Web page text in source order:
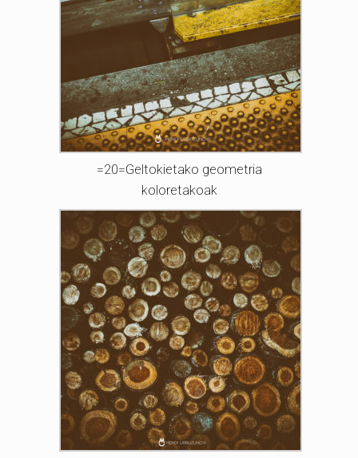
=20=Geltokietako geometria
koloretakoak